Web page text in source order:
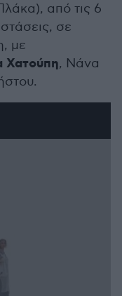
από τις 6
σε
με
Χατούπη, Νάνα